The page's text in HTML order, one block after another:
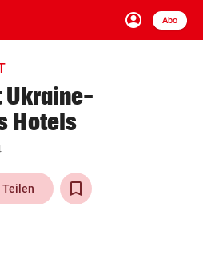
account_circle
Anmelden
Abo
close Schließen
arrow_right
Ukraine-
Hotels
Teilen